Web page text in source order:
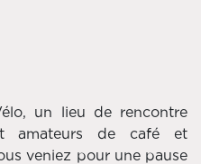
un lieu de rencontre
amateurs de café et
veniez pour une pause